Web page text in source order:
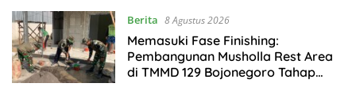
Berita 8 Agustus 2026
Memasuki Fase Finishing:
Pembangunan Musholla Rest Area
di TMMD 129 Bojonegoro Tahap